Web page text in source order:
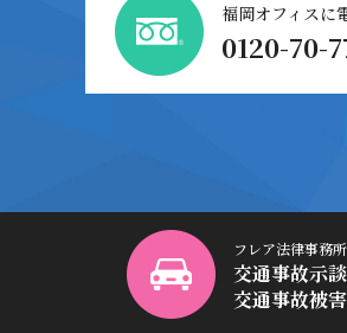
福岡オフィスに
0120-70-
フレア法律事務
交通事故示
交通事故被